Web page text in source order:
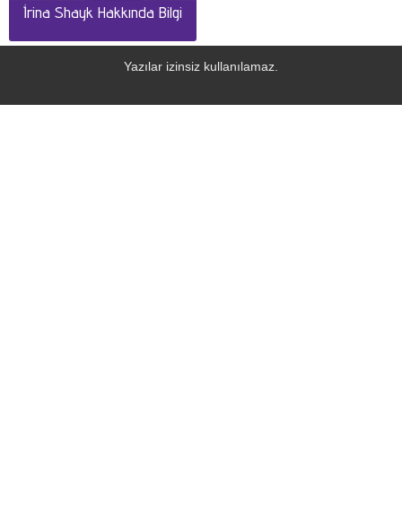
İrina Shayk Hakkında Bilgi
Yazılar izinsiz kullanılamaz.